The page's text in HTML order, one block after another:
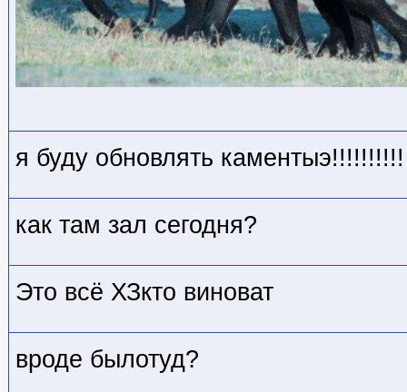
я буду обновлять каментыэ!!!!!!!!!!
как там зал сегодня?
Это всё ХЗкто виноват
вроде былотуд?